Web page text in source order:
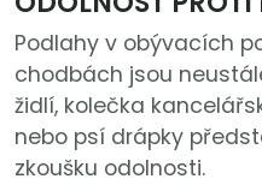
Podlahy v obývacích
chodbách jsou
židlí, kolečka
nebo psí drápky
zkoušku odolnosti.